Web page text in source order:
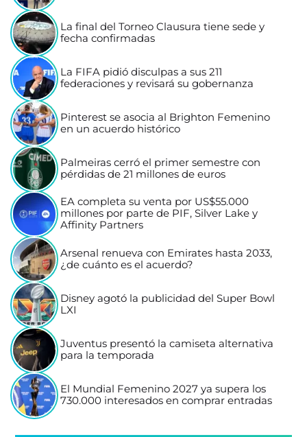
La final del Torneo Clausura tiene sede y
fecha confirmadas
La FIFA pidió disculpas a sus 211
federaciones y revisará su gobernanza
Pinterest se asocia al Brighton Femenino
en un acuerdo histórico
Palmeiras cerró el primer semestre con
pérdidas de 21 millones de euros
EA completa su venta por US$55.000
millones por parte de PIF, Silver Lake y
Affinity Partners
Arsenal renueva con Emirates hasta 2033,
¿de cuánto es el acuerdo?
Disney agotó la publicidad del Super Bowl
LXI
Juventus presentó la camiseta alternativa
para la temporada
El Mundial Femenino 2027 ya supera los
730.000 interesados en comprar entradas